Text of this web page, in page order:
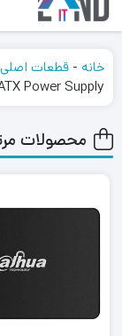
خانه - قطعات اصلی
Power Supply
محصولات